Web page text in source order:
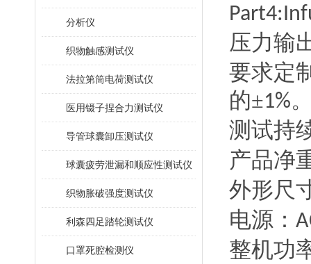
分析仪
织物触感测试仪
法拉第筒电荷测试仪
医用镊子捏合力测试仪
导管球囊卸压测试仪
球囊疲劳泄漏和顺应性测试仪
织物胀破强度测试仪
利森四足踏轮测试仪
口罩死腔检测仪
压力输
要求定
的±1%
测试持
产品净
外形尺
电源：
整机功